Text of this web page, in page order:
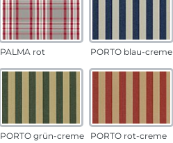
PALMA rot PORTO blau-creme
PORTO grün-creme PORTO rot-creme